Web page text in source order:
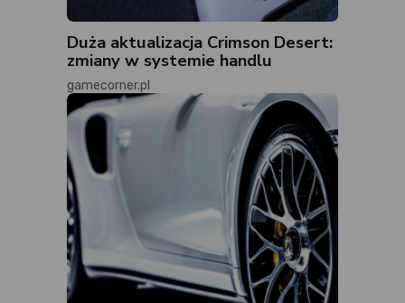
Duża aktualizacja Crimson Desert:
zmiany w systemie handlu
gamecorner.pl